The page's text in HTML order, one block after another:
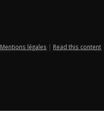
Mentions légales | Read this content